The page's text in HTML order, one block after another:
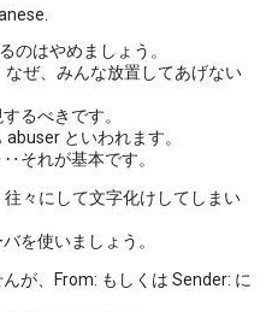
のはやめましょう。
ぜ、みんな放置してあげない
るべきです。
といわれます。
それが基本です。
々にして文字化けしてしまい
を使いましょう。
が、From: もしくは Sender: に